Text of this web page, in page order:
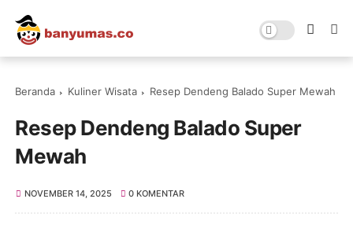
Beranda Kuliner Wisata Resep Dendeng Balado Super Mewah
Resep Dendeng Balado Super
Mewah
NOVEMBER 14, 2025 0 KOMENTAR